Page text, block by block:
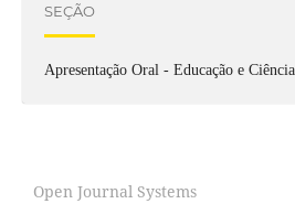
SEÇÃO
Apresentação Oral - Educação e
Open Journal Systems